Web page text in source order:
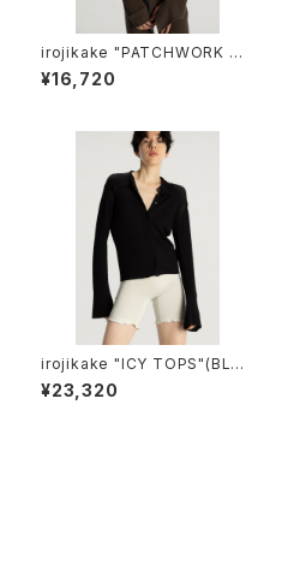
irojikake "PATCHWORK TO
PS"(CHARCOAL)
¥16,720
irojikake "ICY TOPS"(BLAC
K)
¥23,320